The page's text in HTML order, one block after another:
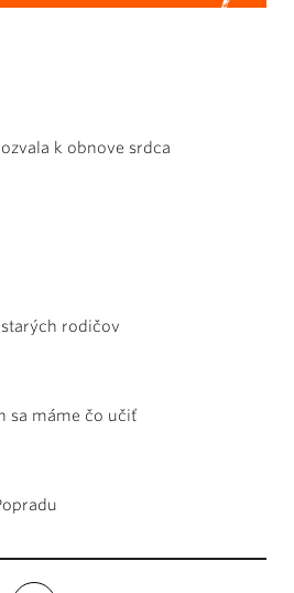
k obnove srdca
rodičov
sa máme čo učiť